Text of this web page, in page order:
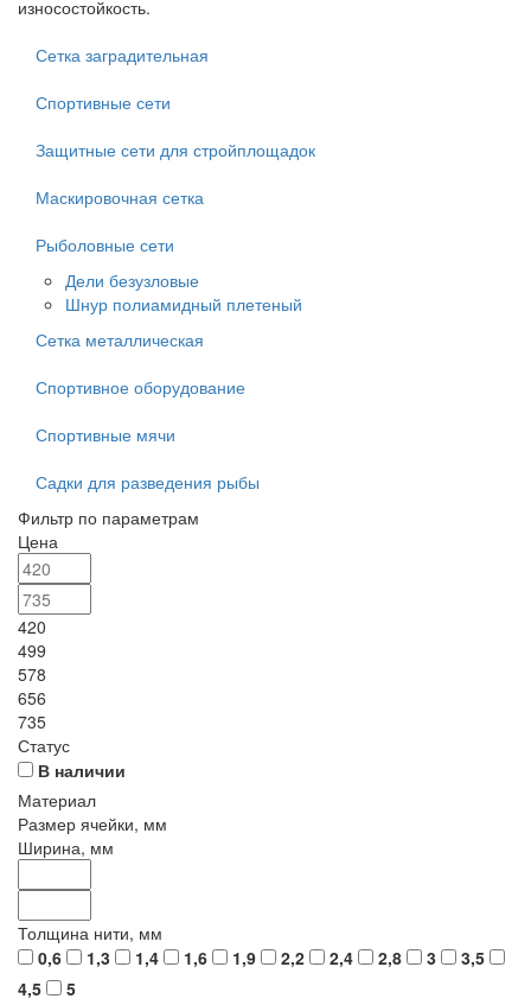
износостойкость.
Сетка заградительная
Спортивные сети
Защитные сети для стройплощадок
Маскировочная сетка
Рыболовные сети
Дели безузловые
Шнур полиамидный плетеный
Сетка металлическая
Спортивное оборудование
Спортивные мячи
Садки для разведения рыбы
Фильтр по параметрам
Цена
420
499
578
656
735
Статус
В наличии
Материал
Размер ячейки, мм
Ширина, мм
Толщина нити, мм
0,6
1,3 1,4 1,6 1,9 2,2 2,4 2,8 3
3,5
4,5
5